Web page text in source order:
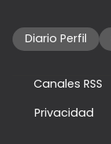
Diario Perfil
Canales RSS
Privacidad